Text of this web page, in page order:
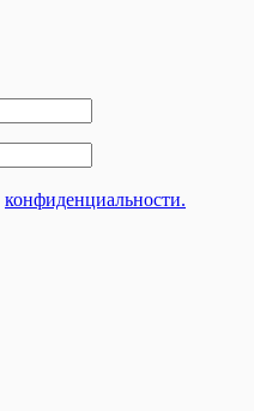
конфиденциальности.